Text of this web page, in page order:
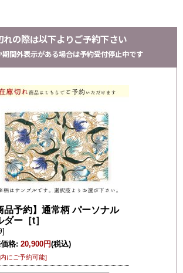
れの際は以下よりご予約下さい
期間外表示がある場合は予約受付停止中です